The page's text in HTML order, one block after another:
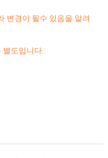
변경이 될수 있음을 알려
별도입니다.